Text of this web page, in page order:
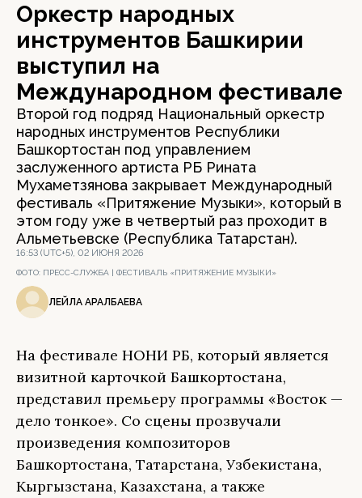
Оркестр народных
инструментов Башкирии
выступил на
Международном фестивале
Второй год подряд Национальный оркестр
народных инструментов Республики
Башкортостан под управлением
заслуженного артиста РБ Рината
Мухаметзянова закрывает Международный
фестиваль «Притяжение Музыки», который в
этом году уже в четвертый раз проходит в
Альметьевске (Республика Татарстан).
16:53 (UTC+5), 02 ИЮНЯ 2026
ФОТО: ПРЕСС-СЛУЖБА | ФЕСТИВАЛЬ «ПРИТЯЖЕНИЕ МУЗЫКИ»
ЛЕЙЛА АРАЛБАЕВА
На фестивале НОНИ РБ, который является
визитной карточкой Башкортостана,
представил премьеру программы «Восток —
дело тонкое». Со сцены прозвучали
произведения композиторов
Башкортостана, Татарстана, Узбекистана,
Кыргызстана, Казахстана, а также